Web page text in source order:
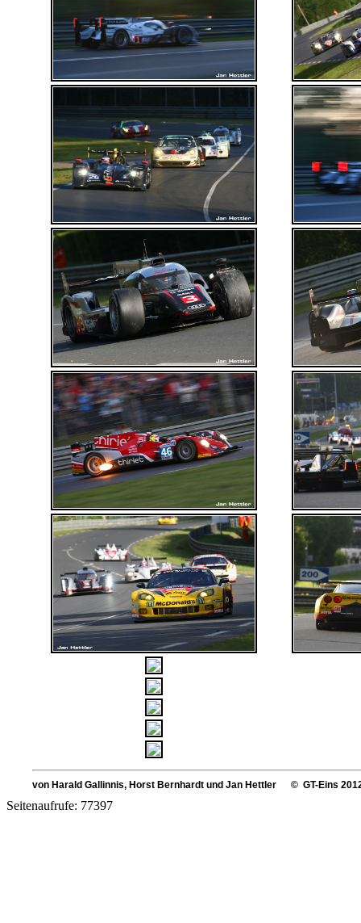
von Harald Gallinnis, Horst Bernhardt und Jan Hettler © GT-Eins
Seitenaufrufe: 77397